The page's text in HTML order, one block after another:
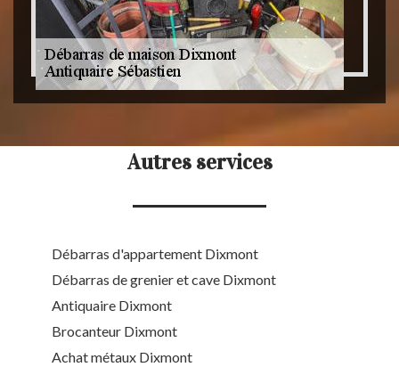
Autres services
Débarras d'appartement Dixmont
Débarras de grenier et cave Dixmont
Antiquaire Dixmont
Brocanteur Dixmont
Achat métaux Dixmont